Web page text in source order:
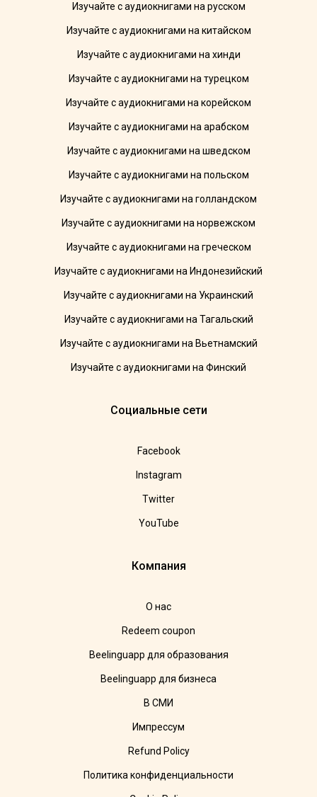
Изучайте с аудиокнигами на русском
Изучайте с аудиокнигами на китайском
Изучайте с аудиокнигами на хинди
Изучайте с аудиокнигами на турецком
Изучайте с аудиокнигами на корейском
Изучайте с аудиокнигами на арабском
Изучайте с аудиокнигами на шведском
Изучайте с аудиокнигами на польском
Изучайте с аудиокнигами на голландском
Изучайте с аудиокнигами на норвежском
Изучайте с аудиокнигами на греческом
Изучайте с аудиокнигами на Индонезийский
Изучайте с аудиокнигами на Украинский
Изучайте с аудиокнигами на Тагальский
Изучайте с аудиокнигами на Вьетнамский
Изучайте с аудиокнигами на Финский
Социальные сети
Facebook
Instagram
Twitter
YouTube
Компания
О нас
Redeem coupon
Beelinguapp для образования
Beelinguapp для бизнеса
В СМИ
Импрессум
Refund Policy
Политика конфиденциальности